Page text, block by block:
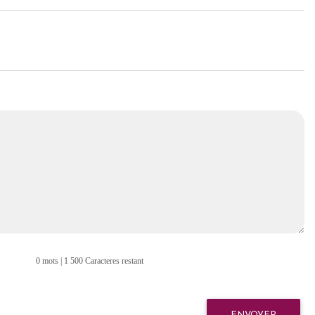
0 mots | 1 500 Caracteres restant